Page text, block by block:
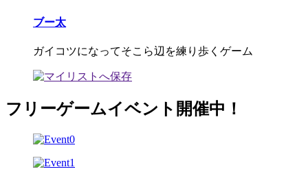
ブー太
ガイコツになってそこら辺を練り歩くゲーム
フリーゲームイベント開催中！